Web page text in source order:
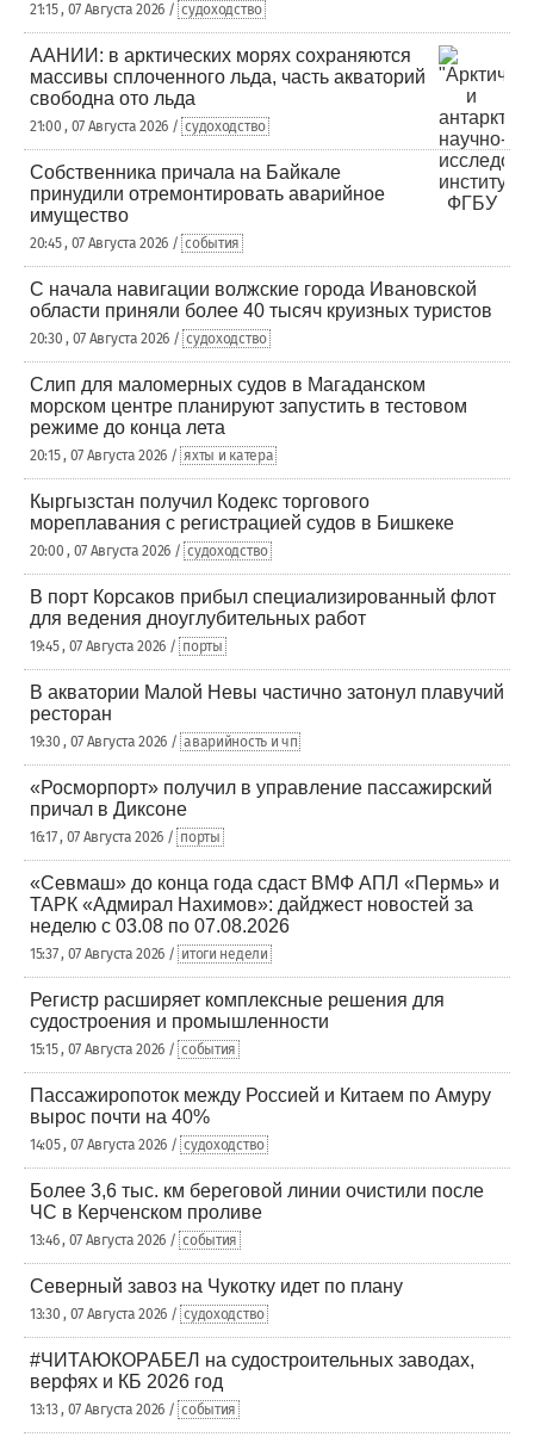
21:15 , 07 Августа 2026 / судоходство
ААНИИ: в арктических морях сохраняются
массивы сплоченного льда, часть акваторий
свободна ото льда
21:00 , 07 Августа 2026 / судоходство
Собственника причала на Байкале
принудили отремонтировать аварийное
имущество
20:45 , 07 Августа 2026 / события
С начала навигации волжские города Ивановской
области приняли более 40 тысяч круизных туристов
20:30 , 07 Августа 2026 / судоходство
Слип для маломерных судов в Магаданском
морском центре планируют запустить в тестовом
режиме до конца лета
20:15 , 07 Августа 2026 / яхты и катера
Кыргызстан получил Кодекс торгового
мореплавания с регистрацией судов в Бишкеке
20:00 , 07 Августа 2026 / судоходство
В порт Корсаков прибыл специализированный флот
для ведения дноуглубительных работ
19:45 , 07 Августа 2026 / порты
В акватории Малой Невы частично затонул плавучий
ресторан
19:30 , 07 Августа 2026 / аварийность и чп
«Росморпорт» получил в управление пассажирский
причал в Диксоне
16:17 , 07 Августа 2026 / порты
«Севмаш» до конца года сдаст ВМФ АПЛ «Пермь» и
ТАРК «Адмирал Нахимов»: дайджест новостей за
неделю с 03.08 по 07.08.2026
15:37 , 07 Августа 2026 / итоги недели
Регистр расширяет комплексные решения для
судостроения и промышленности
15:15 , 07 Августа 2026 / события
Пассажиропоток между Россией и Китаем по Амуру
вырос почти на 40%
14:05 , 07 Августа 2026 / судоходство
Более 3,6 тыс. км береговой линии очистили после
ЧС в Керченском проливе
13:46 , 07 Августа 2026 / события
Северный завоз на Чукотку идет по плану
13:30 , 07 Августа 2026 / судоходство
#ЧИТАЮКОРАБЕЛ на судостроительных заводах,
верфях и КБ 2026 год
13:13 , 07 Августа 2026 / события